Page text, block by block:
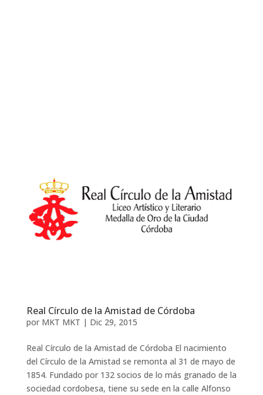
Real Círculo de la Amistad de Córdoba
por MKT MKT | Dic 29, 2015
Real Círculo de la Amistad de Córdoba El nacimiento
del Círculo de la Amistad se remonta al 31 de mayo de
1854. Fundado por 132 socios de lo más granado de la
sociedad cordobesa, tiene su sede en la calle Alfonso